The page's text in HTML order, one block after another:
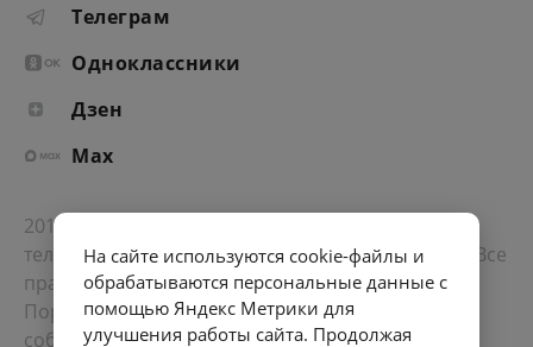
Телеграм
Одноклассники
Дзен
Max
2012-2026 © Портал «Электронное интернет-
телевидение правительства Санкт-Петербурга». Все
права защищены.
Портал Санкт-Петербурга- о его людях, жизни,
событиях, последних новостях.
На сайте используются cookie-файлы и
обрабатываются персональные данные с
помощью Яндекс Метрики для
улучшения работы сайта. Продолжая